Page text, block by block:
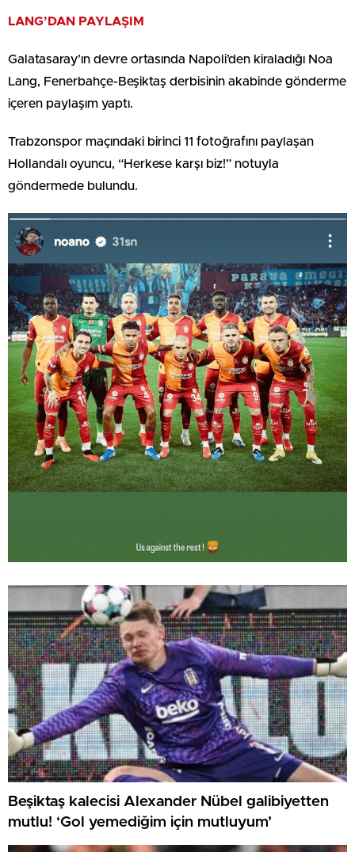
LANG’DAN PAYLAŞIM
Galatasaray’ın devre ortasında Napoli’den kiraladığı Noa
Lang, Fenerbahçe-Beşiktaş derbisinin akabinde gönderme
içeren paylaşım yaptı.
Trabzonspor maçındaki birinci 11 fotoğrafını paylaşan
Hollandalı oyuncu, “Herkese karşı biz!” notuyla
göndermede bulundu.
Beşiktaş kalecisi Alexander Nübel galibiyetten
mutlu! ‘Gol yemediğim için mutluyum’